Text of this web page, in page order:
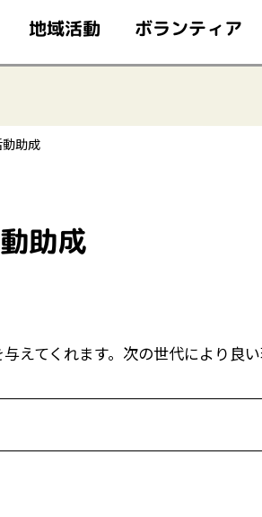
地域活動 ボランティア
助成
助成
えてくれます。次の世代により良